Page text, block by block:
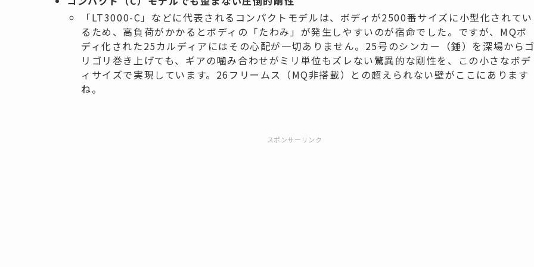
「LT3000-C」などに代表されるコンパクトモデルは、ボディが2500番サイズに小型化されてい
るため、高負荷がかかるとボディの「たわみ」が発生しやすいのが宿命でした。ですが、MQボ
ディ化された25カルディアにはその心配が一切ありません。25号のシンカー（錘）を深場から
リゴリ巻き上げても、ギアの噛み合わせがミリ単位もズレない驚異的な剛性を、この小さなボデ
ィサイズで実現しています。26フリームス（MQ非搭載）との超えられない壁がここにあります
ね。
スポンサーリンク